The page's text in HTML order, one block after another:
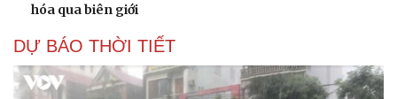
hóa qua biên giới
DỰ BÁO THỜI TIẾT